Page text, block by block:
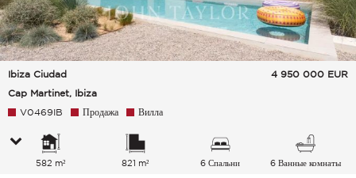
Ibiza Ciudad
Cap Martinet, Ibiza
4 950 000 EUR
V0469IB Продажа Вилла
582 m² 821 m² 6 Спальни 6 Ванные комнаты